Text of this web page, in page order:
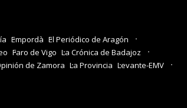
Empordà El Periódico de Aragón
Faro de Vigo La Crónica de Badajoz
de Zamora La Provincia Levante-EMV